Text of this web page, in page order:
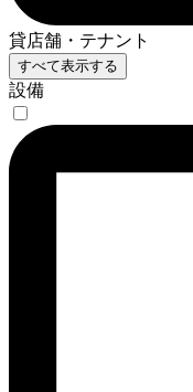
貸店舗・テナント
すべて表示する
設備